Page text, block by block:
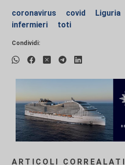
coronavirus covid Liguria
infermieri
toti
Condividi:
ARTICOLI CORREALATI